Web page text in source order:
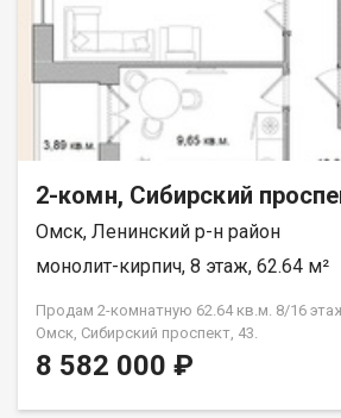
2-комн, Сибирский
Омск, Ленинский р-н район
монолит-кирпич, 8 этаж, 62.64 м²
Продам 2-комнатную 62.64 кв.м. 8/16
Омск, Сибирский проспект, 43.
8 582 000 ₽